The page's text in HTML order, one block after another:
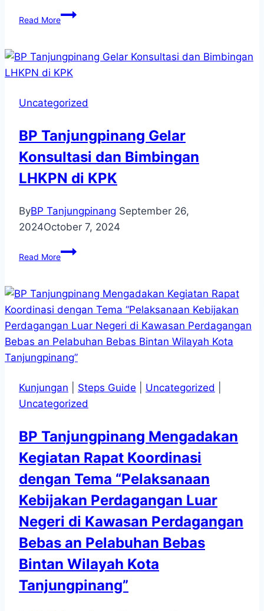
Read More
Rapat
Finalisasi
RAKOR
BP
Tanjungpinang
Pembahasan
Wilayah
FTZ
Uncategorized
BP Tanjungpinang Gelar
Konsultasi dan Bimbingan
LHKPN di KPK
ByBP Tanjungpinang September 26,
2024October 7, 2024
Read More
BP
Tanjungpinang
Konsultasi
dan
Bimbingan
LHKPN
di
KPK
Kunjungan Steps Guide Uncategorized
Uncategorized
BP Tanjungpinang Mengadakan
Kegiatan Rapat Koordinasi
dengan Tema “Pelaksanaan
Kebijakan Perdagangan Luar
Negeri di Kawasan Perdagangan
Bebas an Pelabuhan Bebas
Bintan Wilayah Kota
Tanjungpinang”